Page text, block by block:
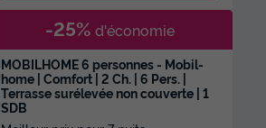
MOBILHOME 6 personnes - Mobil-
home | Comfort | 2 Ch. | 6 Pers. |
Terrasse surélevée non couverte | 1
SDB
-25% d'économie